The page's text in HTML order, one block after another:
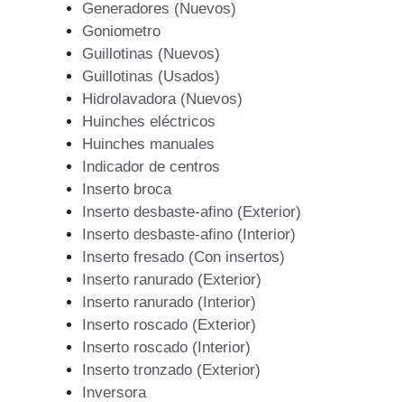
Generadores (Nuevos)
Goniometro
Guillotinas (Nuevos)
Guillotinas (Usados)
Hidrolavadora (Nuevos)
Huinches eléctricos
Huinches manuales
Indicador de centros
Inserto broca
Inserto desbaste-afino (Exterior)
Inserto desbaste-afino (Interior)
Inserto fresado (Con insertos)
Inserto ranurado (Exterior)
Inserto ranurado (Interior)
Inserto roscado (Exterior)
Inserto roscado (Interior)
Inserto tronzado (Exterior)
Inversora